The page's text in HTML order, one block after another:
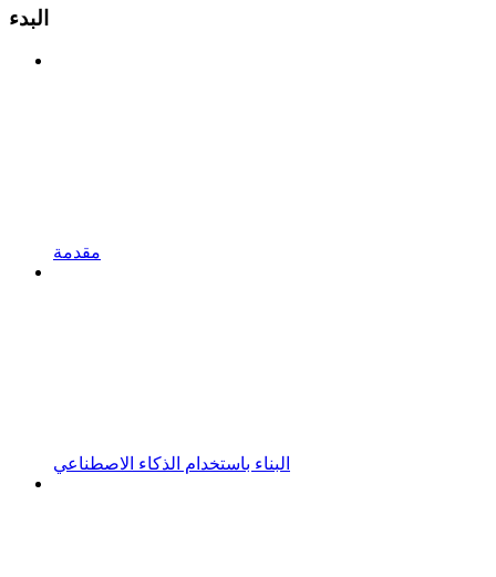
البدء
مقدمة
البناء باستخدام الذكاء الاصطناعي